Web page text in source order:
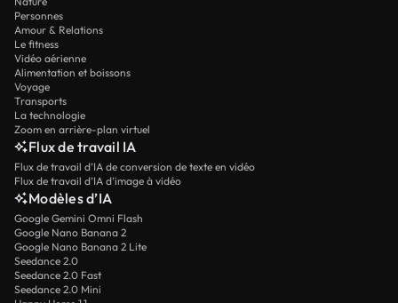
Personnes
Amour & Relations
Le fitness
Vidéo aérienne
Alimentation et boissons
Voyage
Transports
La technologie
Zoom en arrière-plan virtuel
Flux de travail IA
Flux de travail d’IA de conversion de texte en vidéo
Flux de travail d’IA d’image à vidéo
Modèles d’IA
Google Gemini Omni Flash
Google Nano Banana 2
Google Nano Banana 2 Lite
Seedance 2.0
Seedance 2.0 Fast
Seedance 2.0 Mini